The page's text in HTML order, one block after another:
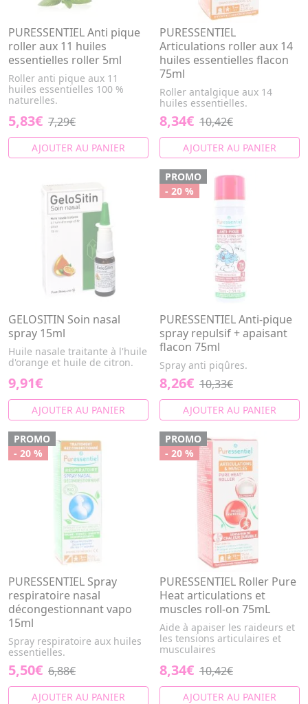
PURESSENTIEL Anti pique
roller aux 11 huiles
essentielles roller 5ml
Roller anti pique aux 11
huiles essentielles 100 %
naturelles.
5,83€ 7,29€
AJOUTER AU PANIER
PURESSENTIEL
Articulations roller aux 14
huiles essentielles flacon
75ml
Roller antalgique aux 14
huiles essentielles.
8,34€ 10,42€
AJOUTER AU PANIER
GELOSITIN Soin nasal
spray 15ml
Huile nasale traitante à l'huile
d'orange et huile de citron.
9,91€
AJOUTER AU PANIER
PROMO
- 20 %
PURESSENTIEL Anti-pique
spray repulsif + apaisant
flacon 75ml
Spray anti piqûres.
8,26€ 10,33€
AJOUTER AU PANIER
PROMO
- 20 %
PURESSENTIEL Spray
respiratoire nasal
décongestionnant vapo
15ml
Spray respiratoire aux huiles
essentielles.
5,50€ 6,88€
AJOUTER AU PANIER
PROMO
- 20 %
PURESSENTIEL Roller Pure
Heat articulations et
muscles roll-on 75mL
Aide à apaiser les raideurs et
les tensions articulaires et
musculaires
8,34€ 10,42€
AJOUTER AU PANIER